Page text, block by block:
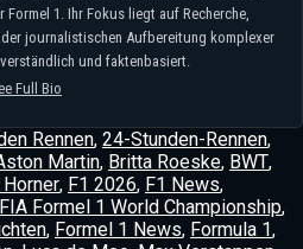
1. Ihr Fokus liegt auf Recherche,
journalistischen Aufbereitung komplexer
und faktenbasiert.
Full Bio
Rennen, 24-Stunden-Rennen,
Martin, Britta Roeske, BWT,
, F1 2026, F1 News,
FIA Formel 1 World Championship,
, Formel 1 News, Formula 1,